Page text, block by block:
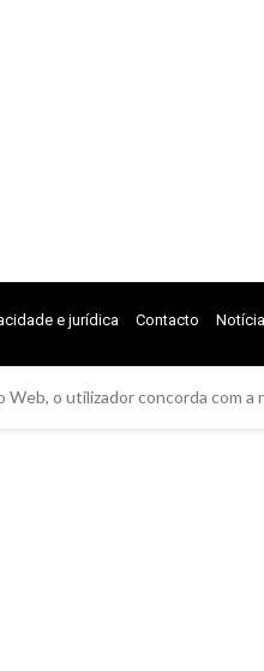
e jurídica Contacto
o utilizador concorda com a